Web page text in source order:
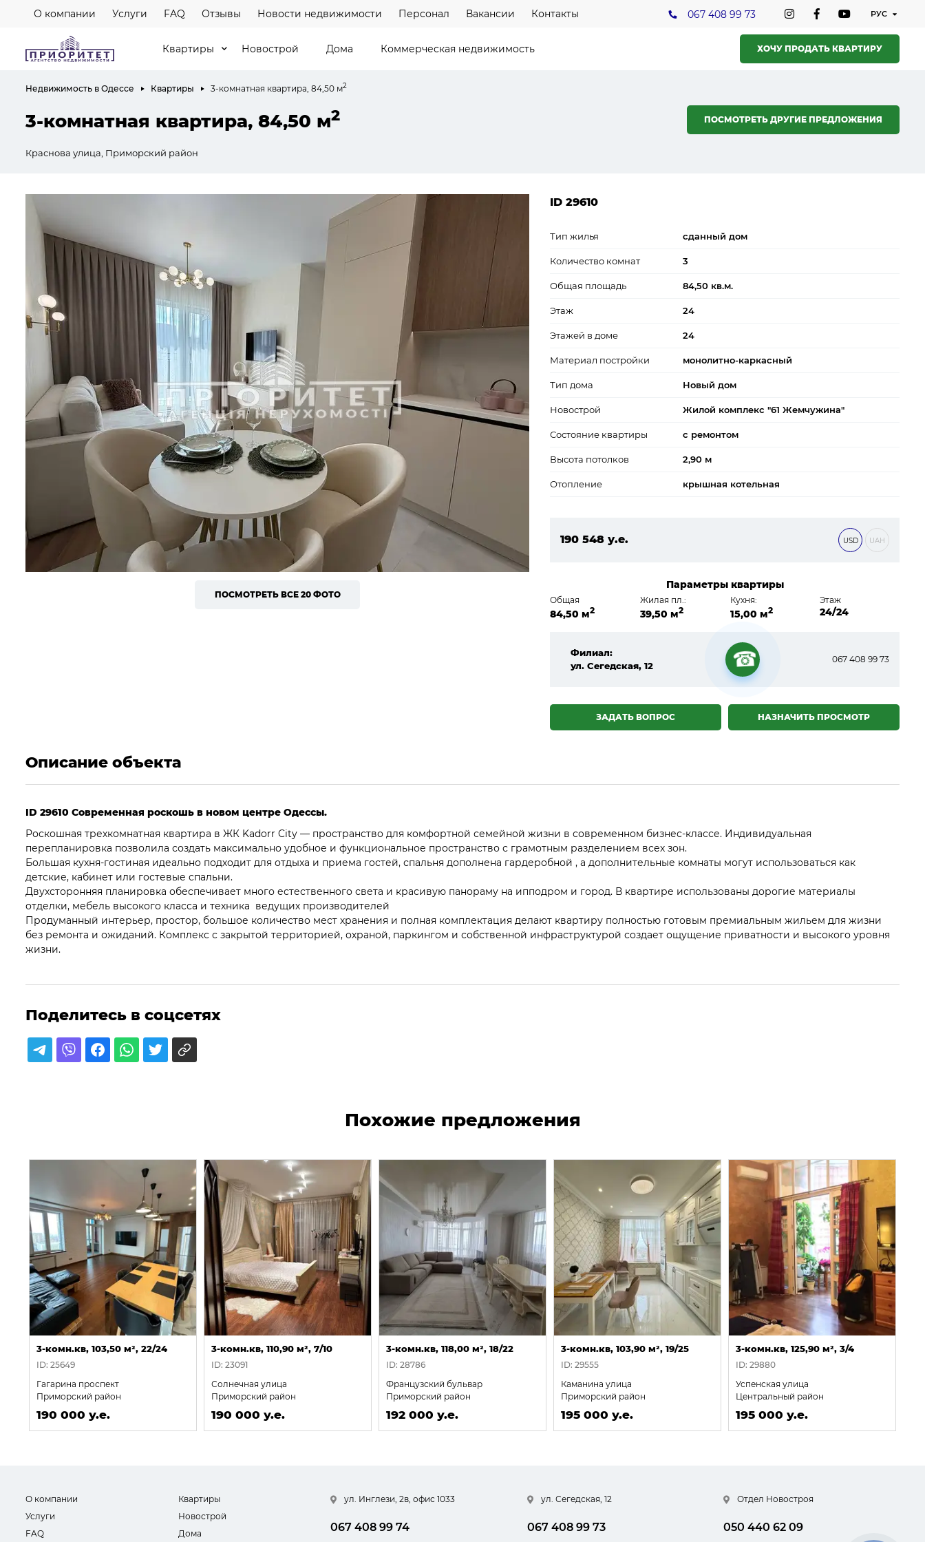
О компании Услуги FAQ Отзывы Новости недвижимости Персонал Вакансии Контакты 067 408 99 73
Квартиры Новострой Дома Коммерческая недвижимость ХОЧУ ПРОДАТЬ КВАРТИРУ
Недвижимость в Одессе Квартиры 3-комнатная квартира, 84,50 м2
3-комнатная квартира, 84,50 м2
Краснова улица, Приморский район
ПОСМОТРЕТЬ ДРУГИЕ ПРЕДЛОЖЕНИЯ
ПОСМОТРЕТЬ ВСЕ 20 ФОТО
ID 29610
Тип жилья сданный дом
Количество комнат 3
Общая площадь 84,50 кв.м.
Этаж 24
Этажей в доме 24
Материал постройки монолитно-каркасный
Тип дома Новый дом
Новострой Жилой комплекс "61 Жемчужина"
Состояние квартиры с ремонтом
Высота потолков 2,90 м
Отопление крышная котельная
190 548 у.е.
USD UAH
Параметры квартиры
Общая
84,50 м2
Жилая пл.:
39,50 м2
Кухня:
15,00 м2
Этаж
24/24
Филиал:
ул. Сегедская, 12
☎
067 408 99 73
НАЗНАЧИТЬ ПРОСМОТР
ЗАДАТЬ ВОПРОС
Описание объекта
ID 29610 Cовременная роскошь в новом центре Одессы.
Роскошная трехкомнатная квартира в ЖК Kadorr City — пространство для комфортной семейной жизни в современном бизнес-классе. Индивидуальная
перепланировка позволила создать максимально удобное и функциональное пространство с грамотным разделением всех зон.
Большая кухня-гостиная идеально подходит для отдыха и приема гостей, спальня дополнена гардеробной , а дополнительные комнаты могут использоваться как
детские, кабинет или гостевые спальни.
Двухсторонняя планировка обеспечивает много естественного света и красивую панораму на ипподром и город. В квартире использованы дорогие материалы
отделки, мебель высокого класса и техника ведущих производителей
Продуманный интерьер, простор, большое количество мест хранения и полная комплектация делают квартиру полностью готовым премиальным жильем для жизни
без ремонта и ожиданий. Комплекс с закрытой территорией, охраной, паркингом и собственной инфраструктурой создает ощущение приватности и высокого уровня
жизни.
Поделитесь в соцсетях
Похожие предложения
3-комн.кв, 103,50 м², 22/24
ID: 25649
Гагарина проспект
Приморский район
190 000 у.е.
3-комн.кв, 110,90 м², 7/10
ID: 23091
Солнечная улица
Приморский район
190 000 у.е.
3-комн.кв, 118,00 м², 18/22
ID: 28786
Французский бульвар
Приморский район
192 000 у.е.
3-комн.кв, 103,90 м², 19/25
ID: 29555
Каманина улица
Приморский район
195 000 у.е.
3-комн.кв, 125,90 м², 3/4
ID: 29880
Успенская улица
Центральный район
195 000 у.е.
О компании
Услуги
FAQ
Квартиры
Новострой
Дома
ул. Инглези, 2в, офис 1033
067 408 99 74
ул. Сегедская, 12
067 408 99 73
Отдел Новостроя
050 440 62 09